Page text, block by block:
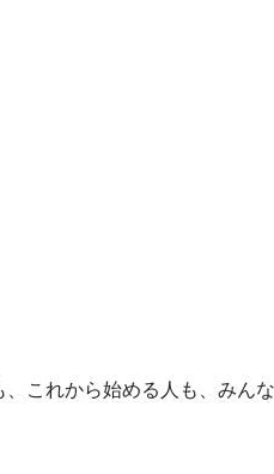
これから始める人も、みんな